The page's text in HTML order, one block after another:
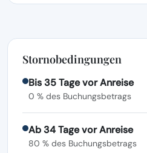
Stornobedingungen
Bis 35 Tage vor Anreise
0 % des Buchungsbetrags
Ab 34 Tage vor Anreise
80 % des Buchungsbetrags